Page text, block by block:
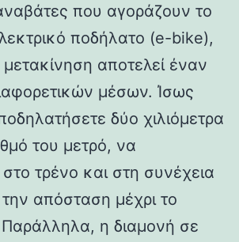
που αγοράζουν το
ποδήλατο (e-bike),
αποτελεί έναν
μέσων. Ίσως
δύο χιλιόμετρα
του μετρό, να
στο τρένο και στη συνέχεια
απόσταση μέχρι το
η διαμονή σε